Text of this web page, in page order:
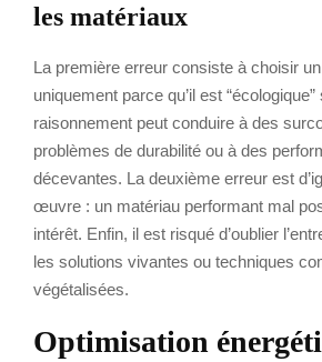
les matériaux
La première erreur consiste à choisir
uniquement parce qu’il est
raisonnement peut conduire à des
problèmes de durabilité ou à des
décevantes. La deuxième erreur est
œuvre : un matériau performant mal
intérêt. Enfin, il est risqué d’oublier
les solutions vivantes ou techniques
végétalisées.
Optimisation